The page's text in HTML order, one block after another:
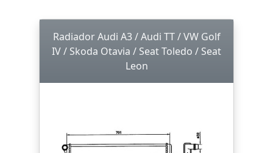
Radiador Audi A3 / Audi TT / VW Golf
IV / Skoda Otavia / Seat Toledo / Seat
Leon